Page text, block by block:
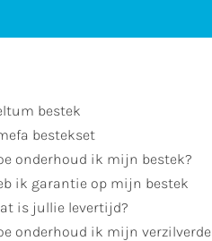
bestek
bestekset
onderhoud ik mijn bestek?
ik garantie op mijn bestek
is jullie levertijd?
onderhoud ik mijn verzilverde